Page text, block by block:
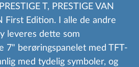
T, PRESTIGE VAN
First Edition. I alle de andre
leveres dette som
7" berøringspanelet med TFT-
med tydelig symboler, og